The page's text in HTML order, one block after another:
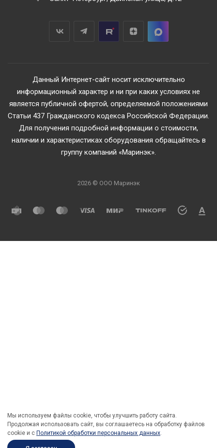
Данный Интернет-сайт носит исключительно
информационный характер и ни при каких условиях не
является публичной офертой, определяемой положениями
Статьи 437 Гражданского кодекса Российской Федерации.
Для получения подробной информации о стоимости,
наличии и характеристиках оборудования обращайтесь в
группу компаний «Маринэк».
2026 © ООО Маринэк
Мы используем файлы cookie, чтобы улучшить работу сайта.
Продолжая использовать сайт, вы соглашаетесь на обработку файлов
cookie и c Политикой обработки персональных данных.